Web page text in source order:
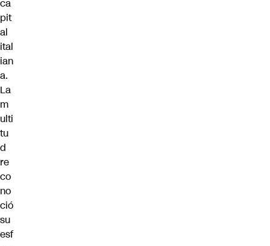
ca
pit
al
ital
ian
a.
La
m
ulti
tu
d
re
co
no
ció
su
esf